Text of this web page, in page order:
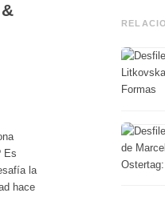
Es
la
hace